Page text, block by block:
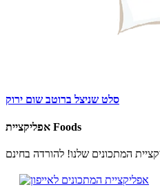
סלט שניצל ברוטב שום ירוק
אפליקציית Foods